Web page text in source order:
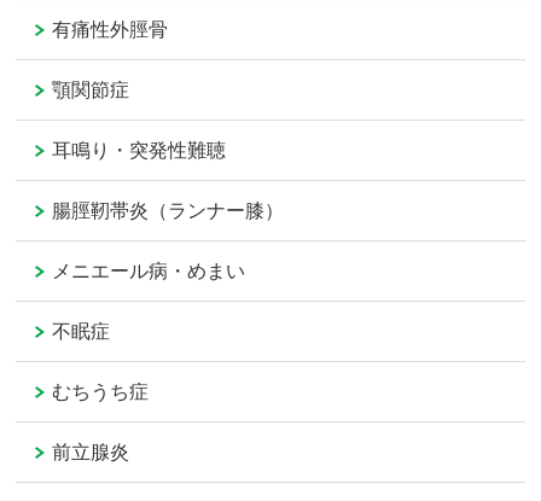
有痛性外脛骨
顎関節症
耳鳴り・突発性難聴
腸脛靭帯炎（ランナー膝）
メニエール病・めまい
不眠症
むちうち症
前立腺炎